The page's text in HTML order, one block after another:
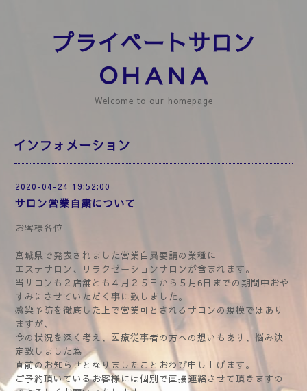
プライベートサロン
ＯＨＡＮＡ
Welcome to our homepage
インフォメーション
2020-04-24 19:52:00
サロン営業自粛について
お客様各位
宮城県で発表されました営業自粛要請の業種に
エステサロン、リラクゼーションサロンが含まれます。
当サロンも２店舗とも４月２５日から５月6日までの期間中おや
すみにさせていただく事に致しました。
感染予防を徹底した上で営業可とされるサロンの規模ではあり
ますが、
今の状況を深く考え、医療従事者の方への想いもあり、悩み決
定致しました為
直前のお知らせとなりましたことおわび申し上げます。
ご予約頂いているお客様には個別で直接連絡させて頂きますの